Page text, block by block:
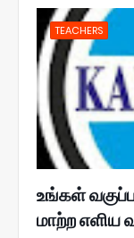
TEACHERS
உங்கள்
மாற்ற எளிய